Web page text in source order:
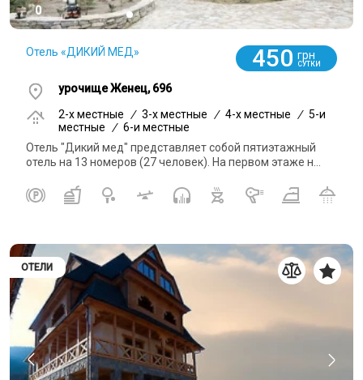
0
Отель «ДИКИЙ МЕД» 450 грн
СУТКИ
урочище Женец, 696
2-x местные
/ 3-x местные / 4-x местные / 5-и
местные
/ 6-и местные
Отель "Дикий мед" представляет собой пятиэтажный
отель на 13 номеров (27 человек). На первом этаже н...
ОТЕЛИ